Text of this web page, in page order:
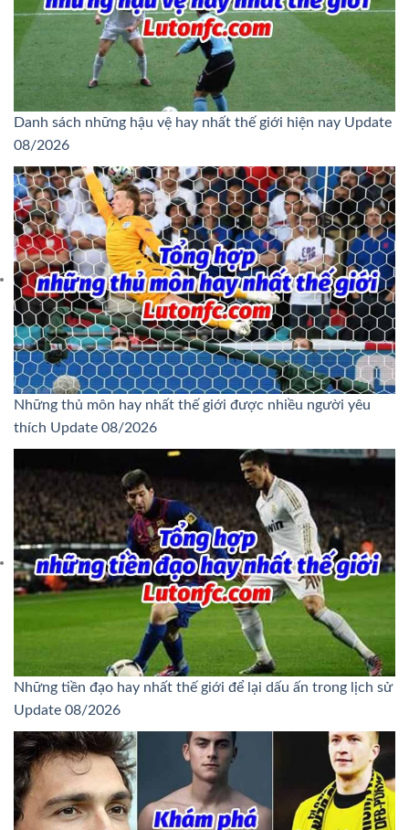
Danh sách những hậu vệ hay nhất thế giới hiện nay Update
08/2026
Những thủ môn hay nhất thế giới được nhiều người yêu
thích Update 08/2026
Những tiền đạo hay nhất thế giới để lại dấu ấn trong lịch sử
Update 08/2026